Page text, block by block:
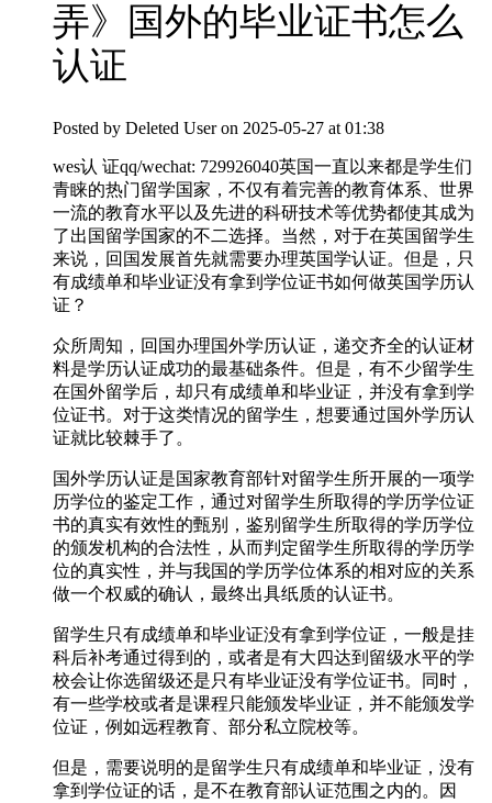
弄》国外的毕业证书怎么
认证
Posted by Deleted User on 2025-05-27 at 01:38
wes认 证qq/wechat: 729926040英国一直以来都是学生们
青睐的热门留学国家，不仅有着完善的教育体系、世界
一流的教育水平以及先进的科研技术等优势都使其成为
了出国留学国家的不二选择。当然，对于在英国留学生
来说，回国发展首先就需要办理英国学认证。但是，只
有成绩单和毕业证没有拿到学位证书如何做英国学历认
证？
众所周知，回国办理国外学历认证，递交齐全的认证材
料是学历认证成功的最基础条件。但是，有不少留学生
在国外留学后，却只有成绩单和毕业证，并没有拿到学
位证书。对于这类情况的留学生，想要通过国外学历认
证就比较棘手了。
国外学历认证是国家教育部针对留学生所开展的一项学
历学位的鉴定工作，通过对留学生所取得的学历学位证
书的真实有效性的甄别，鉴别留学生所取得的学历学位
的颁发机构的合法性，从而判定留学生所取得的学历学
位的真实性，并与我国的学历学位体系的相对应的关系
做一个权威的确认，最终出具纸质的认证书。
留学生只有成绩单和毕业证没有拿到学位证，一般是挂
科后补考通过得到的，或者是有大四达到留级水平的学
校会让你选留级还是只有毕业证没有学位证书。同时，
有一些学校或者是课程只能颁发毕业证，并不能颁发学
位证，例如远程教育、部分私立院校等。
但是，需要说明的是留学生只有成绩单和毕业证，没有
拿到学位证的话，是不在教育部认证范围之内的。因